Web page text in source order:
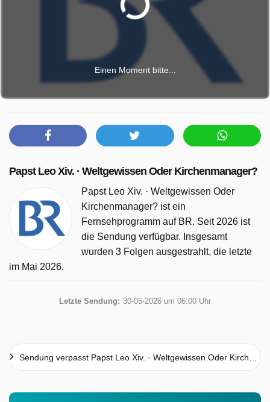
Einen Moment bitte...
Papst Leo Xiv. · Weltgewissen Oder Kirchenmanager?
Papst Leo Xiv. · Weltgewissen Oder
Kirchenmanager? ist ein
Fernsehprogramm auf BR. Seit 2026 ist
die Sendung verfügbar. Insgesamt
wurden 3 Folgen ausgestrahlt, die letzte
im Mai 2026.
Letzte Sendung: 30-05-2026 um 06:00 Uhr
Sendung verpasst Papst Leo Xiv. · Weltgewissen Oder Kirchenmanager?